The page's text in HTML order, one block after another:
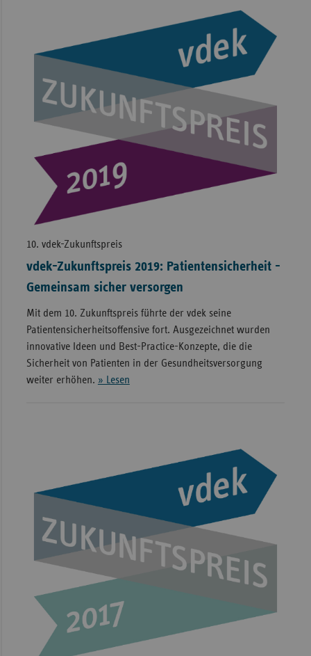
10. vdek-Zukunftspreis
vdek-Zukunftspreis 2019: Patientensicherheit -
Gemeinsam sicher versorgen
Mit dem 10. Zukunftspreis führte der vdek seine
Patientensicherheitsoffensive fort. Ausgezeichnet wurden
innovative Ideen und Best-Practice-Konzepte, die die
Sicherheit von Patienten in der Gesundheitsversorgung
weiter erhöhen. » Lesen